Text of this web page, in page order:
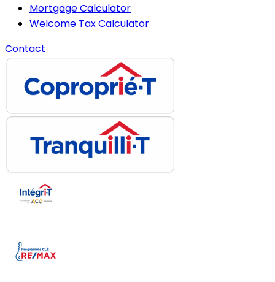
Mortgage Calculator
Welcome Tax Calculator
Contact